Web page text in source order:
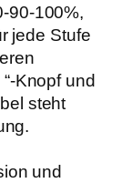
90-100%,
jede Stufe
Knopf und
steht
und